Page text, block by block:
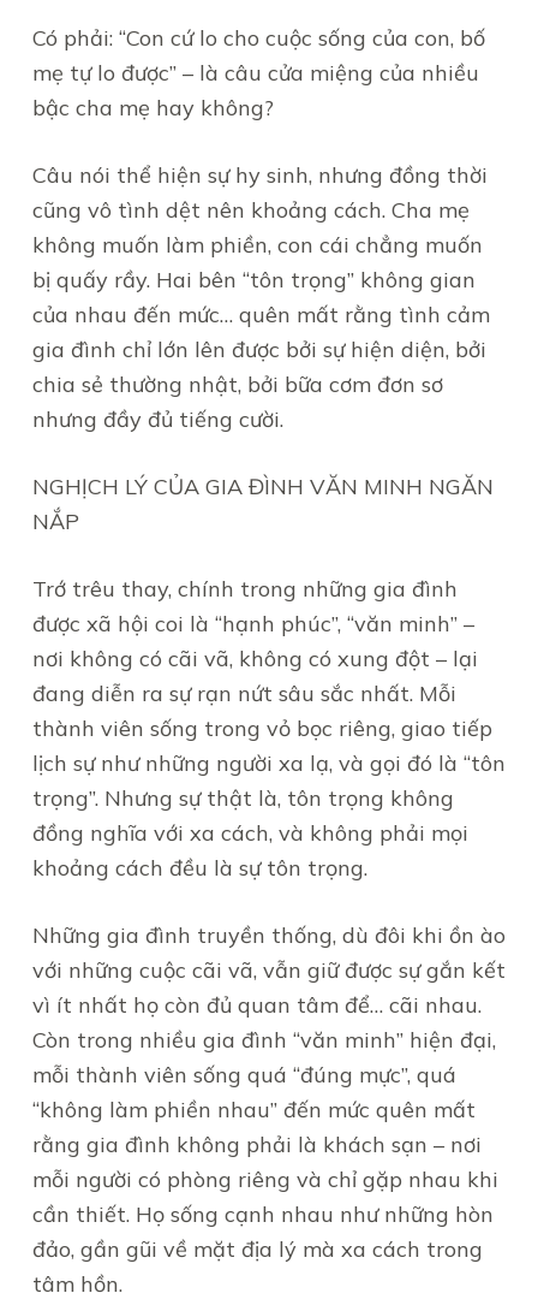
Có phải: “Con cứ lo cho cuộc sống của con, bố
mẹ tự lo được” – là câu cửa miệng của nhiều
bậc cha mẹ hay không?
Câu nói thể hiện sự hy sinh, nhưng đồng thời
cũng vô tình dệt nên khoảng cách. Cha mẹ
không muốn làm phiền, con cái chẳng muốn
bị quấy rầy. Hai bên “tôn trọng” không gian
của nhau đến mức… quên mất rằng tình cảm
gia đình chỉ lớn lên được bởi sự hiện diện, bởi
chia sẻ thường nhật, bởi bữa cơm đơn sơ
nhưng đầy đủ tiếng cười.
NGHỊCH LÝ CỦA GIA ĐÌNH VĂN MINH NGĂN
NẮP
Trớ trêu thay, chính trong những gia đình
được xã hội coi là “hạnh phúc”, “văn minh” –
nơi không có cãi vã, không có xung đột – lại
đang diễn ra sự rạn nứt sâu sắc nhất. Mỗi
thành viên sống trong vỏ bọc riêng, giao tiếp
lịch sự như những người xa lạ, và gọi đó là “tôn
trọng”. Nhưng sự thật là, tôn trọng không
đồng nghĩa với xa cách, và không phải mọi
khoảng cách đều là sự tôn trọng.
Những gia đình truyền thống, dù đôi khi ồn ào
với những cuộc cãi vã, vẫn giữ được sự gắn kết
vì ít nhất họ còn đủ quan tâm để… cãi nhau.
Còn trong nhiều gia đình “văn minh” hiện đại,
mỗi thành viên sống quá “đúng mực”, quá
“không làm phiền nhau” đến mức quên mất
rằng gia đình không phải là khách sạn – nơi
mỗi người có phòng riêng và chỉ gặp nhau khi
cần thiết. Họ sống cạnh nhau như những hòn
đảo, gần gũi về mặt địa lý mà xa cách trong
tâm hồn.